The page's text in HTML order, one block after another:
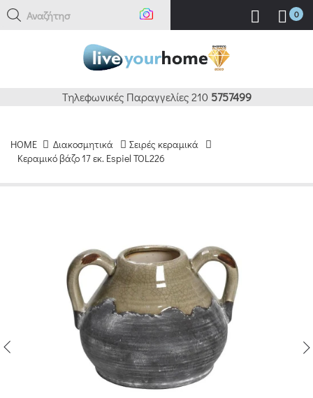
Αναζήτηση 0
Τηλεφωνικές Παραγγελίες 210 5757499
HOME Διακοσμητικά
Σειρές κεραμικά
Κεραμικό βάζο 17 εκ. Espiel TOL226